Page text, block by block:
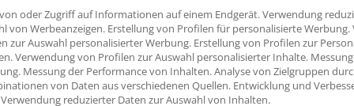
oder Zugriff auf Informationen auf einem Endgerät. Verwendung
von Werbeanzeigen. Erstellung von Profilen für personalisierte
zur Auswahl personalisierter Werbung. Erstellung von Profilen zur
Verwendung von Profilen zur Auswahl personalisierter Inhalte.
Messung der Performance von Inhalten. Analyse von Zielgruppen
von Daten aus verschiedenen Quellen. Entwicklung und
reduzierter Daten zur Auswahl von Inhalten.